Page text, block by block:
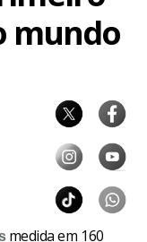
mundo
medida em 160